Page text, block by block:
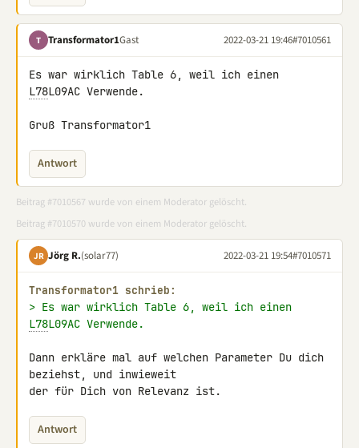
T Transformator1Gast 2022-03-21 19:46#7010561
L78L09AC Verwende.
Gruß Transformator1
Antwort
Beitrag #7010567 wurde von einem Moderator gelöscht.
Beitrag #7010570 wurde von einem Moderator gelöscht.
JR Jörg R.(solar77) 2022-03-21 19:54#7010571
Transformator1 schrieb:
L78L09AC Verwende.
Dann erkläre mal auf welchen Parameter Du dich
beziehst, und inwieweit
der für Dich von Relevanz ist.
Antwort